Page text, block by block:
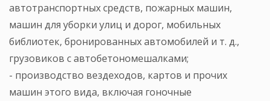
автотранспортных средств, пожарных машин,
машин для уборки улиц и дорог, мобильных
библиотек, бронированных автомобилей и т. д.,
грузовиков с автобетономешалками;
- производство вездеходов, картов и прочих
машин этого вида, включая гоночные